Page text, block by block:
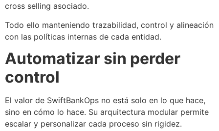
cross selling asociado.
Todo ello manteniendo trazabilidad, control y alineación
con las políticas internas de cada entidad.
Automatizar sin perder
control
El valor de SwiftBankOps no está solo en lo que hace,
sino en cómo lo hace. Su arquitectura modular permite
escalar y personalizar cada proceso sin rigidez.